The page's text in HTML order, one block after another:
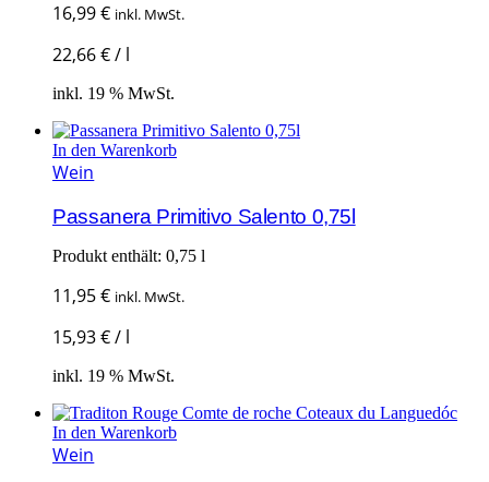
16,99€ inkl. MwSt.
22,66€/ l
inkl. 19 % MwSt.
In den Warenkorb
Wein
Passanera Primitivo Salento 0,75l
Produkt enthält: 0,75 l
11,95€ inkl. MwSt.
15,93€/ l
inkl. 19 % MwSt.
In den Warenkorb
Wein